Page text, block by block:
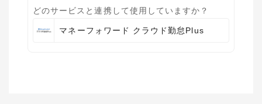
どのサービスと連携して使用していますか？
マネーフォワード クラウド勤怠Plus